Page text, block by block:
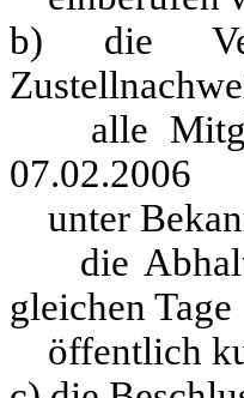
b) die
alle
07.02.2006
unter
die
gleichen Tage
öffentlich